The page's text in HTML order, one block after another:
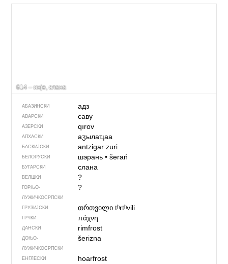
614 – инје, слана
АБАЗИНСКИ адз
АВАРСКИ саву
АЗЕРСКИ qırov
АПХАСКИ аӡылаҵаа
БАСКИЈСКИ antzigar zuri
БЕЛОРУСКИ шэрань• šerań
БУГАРСКИ слана
ВЕЛШКИ ?
ГОРЊО­
ЛУЖИЧКОСРПСКИ
?
ГРУЗИЈСКИ თრთვილიtʰrtʰvili
ГРЧКИ πάχνη
ДАНСКИ rimfrost
ДОЊО­
ЛУЖИЧКОСРПСКИ
šerizna
ЕНГЛЕСКИ hoarfrost